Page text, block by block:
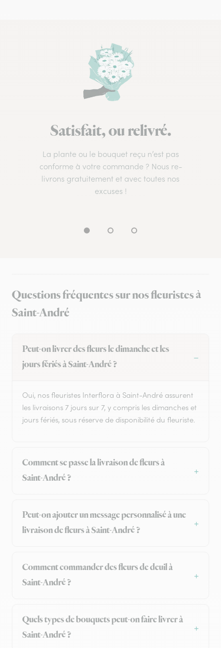
Satisfait, ou relivré.
La plante ou le bouquet reçu n’est pas
conforme à votre commande ? Nous re-
livrons gratuitement et avec toutes nos
excuses !
Questions fréquentes sur nos fleuristes à
Saint-André
Peut-on livrer des fleurs le dimanche et les
jours fériés à Saint-André ?
Oui, nos fleuristes Interflora à Saint-André assurent
les livraisons 7 jours sur 7, y compris les dimanches et
jours fériés, sous réserve de disponibilité du fleuriste.
Comment se passe la livraison de fleurs à
Saint-André ?
Peut-on ajouter un message personnalisé à une
livraison de fleurs à Saint-André ?
Comment commander des fleurs de deuil à
Saint-André ?
Quels types de bouquets peut-on faire livrer à
Saint-André ?